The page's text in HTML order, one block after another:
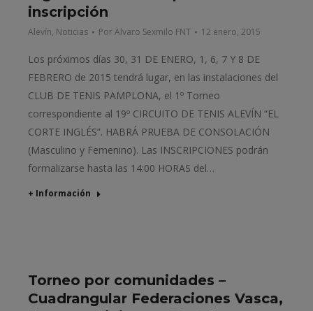
inscripción
Alevín, Noticias PorAlvaro Sexmilo FNT 12 enero, 2015
Los próximos días 30, 31 DE ENERO, 1, 6, 7 Y 8 DE
FEBRERO de 2015 tendrá lugar, en las instalaciones del
CLUB DE TENIS PAMPLONA, el 1º Torneo
correspondiente al 19º CIRCUITO DE TENIS ALEVÍN “EL
CORTE INGLÉS”. HABRÁ PRUEBA DE CONSOLACIÓN
(Masculino y Femenino). Las INSCRIPCIONES podrán
formalizarse hasta las 14:00 HORAS del…
+ Información
Torneo por comunidades –
Cuadrangular Federaciones Vasca,